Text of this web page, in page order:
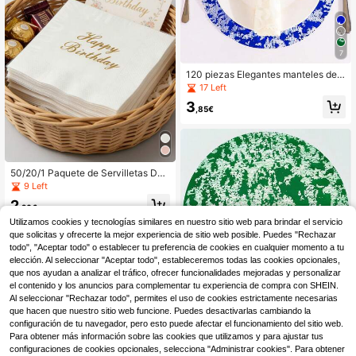
50/20/1 Paquete de Servilletas Des
echables para Fiestas de Cumpleañ
os, Servilletas Blancas con Impresió
n Dorada y Decoración Elegante de
Lámina Oro Rosa, Adecuadas para
Celebraciones de Cenas de Mujere
s, Decoración, Día de San Valentín,
Boda de San Valentín, Cumpleaños
y Otras Ocasiones
9 Left
2,26€
7
120 piezas Elegantes manteles des
echables dorados - 33*33cm, mant
eles de mesa redondos de poliéster
con diseño de malla brillante, adecu
vales - Ideal para catering y decora
ción del hogar, manteles de mesa
17 Left
3 ,85€
Ahorro de 0,01€
120 manteles individuales desecha
bles dorados elegantes - 33 x 33 c
m, manteles redondos de poliéster c
on diseño de malla brillante, ideales
18 Left
4 ,31€ 4,32€
Utilizamos cookies y tecnologías similares en nuestro sitio web para brindar el servicio
que solicitas y ofrecerte la mejor experiencia de sitio web posible. Puedes "Rechazar
todo", "Aceptar todo" o establecer tu preferencia de cookies en cualquier momento a tu
elección. Al seleccionar "Aceptar todo", estableceremos todas las cookies opcionales,
que nos ayudan a analizar el tráfico, ofrecer funcionalidades mejoradas y personalizar
el contenido y los anuncios para complementar tu experiencia de compra con SHEIN.
Al seleccionar "Rechazar todo", permites el uso de cookies estrictamente necesarias
que hacen que nuestro sitio web funcione. Puedes desactivarlas cambiando la
configuración de tu navegador, pero esto puede afectar el funcionamiento del sitio web.
Para obtener más información sobre las cookies que utilizamos y para ajustar tus
configuraciones de cookies opcionales, selecciona "Administrar cookies". Para obtener